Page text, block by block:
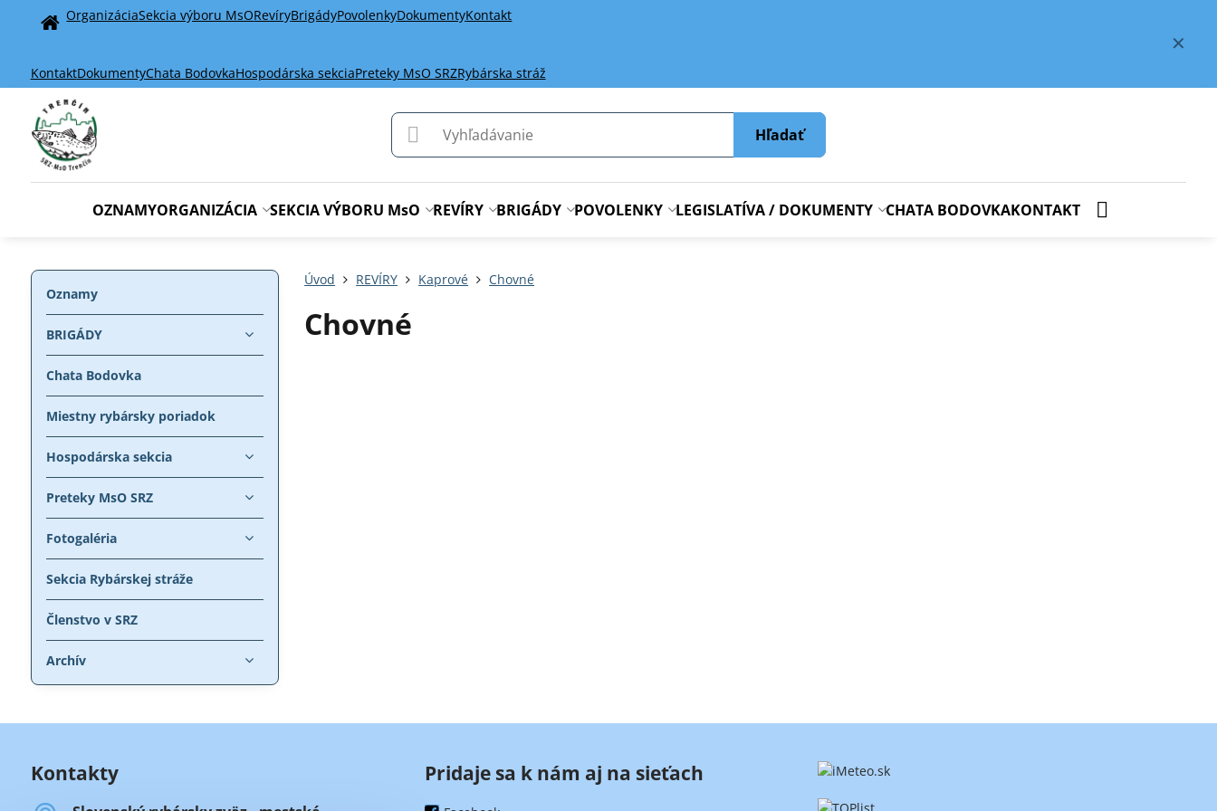
✕
Home
OrganizáciaSekcia výboru MsORevíryBrigádyPovolenkyDokumentyKontakt
KontaktDokumentyChata BodovkaHospodárska sekciaPreteky MsO SRZRybárska stráž
Hľadať
OZNAMYORGANIZÁCIA SEKCIA VÝBORU MsO REVÍRY BRIGÁDY POVOLENKY LEGISLATÍVA / DOKUMENTY CHATA BODOVKAKONTAKT
Úvod REVÍRY Kaprové Chovné
Chovné
Oznamy
BRIGÁDY
Chata Bodovka
Miestny rybársky poriadok
Hospodárska sekcia
Preteky MsO SRZ
Fotogaléria
Sekcia Rybárskej stráže
Členstvo v SRZ
Archív
Kontakty Pridaje sa k nám aj na sieťach